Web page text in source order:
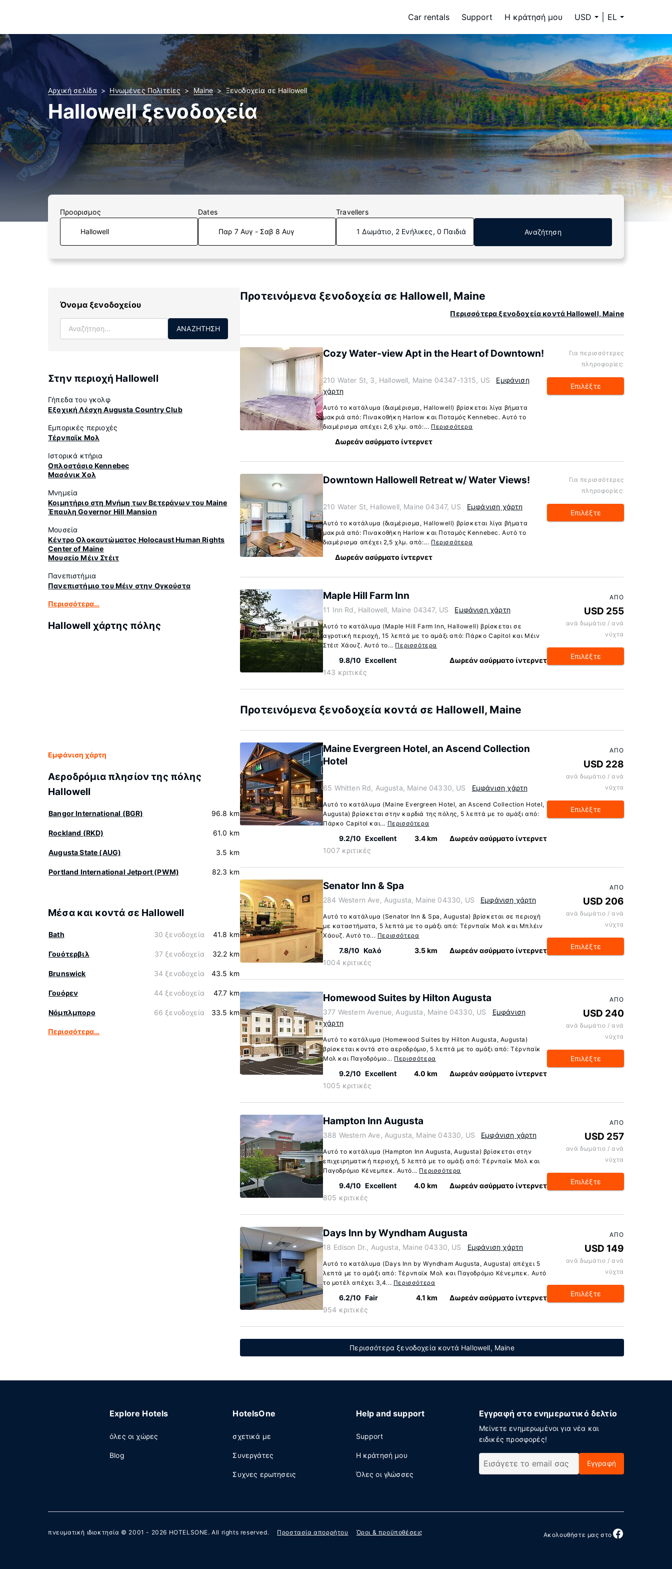
Car rentals Support Η κράτησή μου USD EL
Αρχική σελίδα Ηνωμένες Πολιτείες Maine Ξενοδοχεία σε Hallowell
Hallowell ξενοδοχεία
Προορισμος Dates
Παρ 7 Αυγ - Σαβ 8 Αυγ
Travellers
1 Δωμάτιο, 2 Ενήλικες, 0 Παιδιά Αναζήτηση
Όνομα ξενοδοχείου
ΑΝΑΖΉΤΗΣΗ
Στην περιοχή Hallowell
Γήπεδα του γκολφ
Εξοχική Λέσχη Augusta Country Club
Εμπορικές περιοχές
Τέρνπαϊκ Μολ
Ιστορικά κτήρια
Οπλοστάσιο Kennebec
Μασόνικ Χολ
Μνημεία
Κοιμητήριο στη Μνήμη των Βετεράνων του Maine
Έπαυλη Governor Hill Mansion
Μουσεία
Κέντρο Ολοκαυτώματος Holocaust Human Rights
Center of Maine
Μουσείο Μέιν Στέιτ
Πανεπιστήμια
Πανεπιστήμιο του Μέιν στην Ογκούστα
Περισσότερα…
Hallowell χάρτης πόλης
Εμφάνιση χάρτη
Αεροδρόμια πλησίον της πόλης
Hallowell
Bangor International (BGR) 96.8 km
Rockland (RKD) 61.0 km
Augusta State (AUG) 3.5 km
Portland International Jetport (PWM) 82.3 km
Μέσα και κοντά σε Hallowell
Bath 30 ξενοδοχεία 41.8 km
Γουότερβιλ 37 ξενοδοχεία 32.2 km
Brunswick 34 ξενοδοχεία 43.5 km
Γουόρεν 44 ξενοδοχεία 47.7 km
Νόμπλμπορο 66 ξενοδοχεία 33.5 km
Περισσότερα…
Προτεινόμενα ξενοδοχεία σε Hallowell, Maine
Περισσότερα ξενοδοχεία κοντά Hallowell, Maine
Cozy Water-view Apt in the Heart of Downtown!
210 Water St, 3, Hallowell, Maine 04347-1315, US
Εμφάνιση
χάρτη
Αυτό το κατάλυμα (διαμέρισμα, Hallowell) βρίσκεται λίγα βήματα
μακριά από: Πινακοθήκη Harlow και Ποταμός Kennebec. Αυτό το
διαμέρισμα απέχει 2,6 χλμ. από:... Περισσότερα
Δωρεάν ασύρματο ίντερνετ
Για περισσότερες
πληροφορίες:
Επιλέξτε
Downtown Hallowell Retreat w/ Water Views!
210 Water St, Hallowell, Maine 04347, US Εμφάνιση χάρτη
Αυτό το κατάλυμα (διαμέρισμα, Hallowell) βρίσκεται λίγα βήματα
μακριά από: Πινακοθήκη Harlow και Ποταμός Kennebec. Αυτό το
διαμέρισμα απέχει 2,5 χλμ. από:... Περισσότερα
Δωρεάν ασύρματο ίντερνετ
Για περισσότερες
πληροφορίες:
Επιλέξτε
Maple Hill Farm Inn
11 Inn Rd, Hallowell, Maine 04347, US Εμφάνιση χάρτη
Αυτό το κατάλυμα (Maple Hill Farm Inn, Hallowell) βρίσκεται σε
αγροτική περιοχή, 15 λεπτά με το αμάξι από: Πάρκο Capitol και Μέιν
Στέιτ Χάουζ. Αυτό το... Περισσότερα
9.8/10 Excellent
143 κριτικές
Δωρεάν ασύρματο ίντερνετ
ΑΠΌ
USD 255
ανά δωμάτιο / ανά
νύχτα
Επιλέξτε
Προτεινόμενα ξενοδοχεία κοντά σε Hallowell, Maine
Maine Evergreen Hotel, an Ascend Collection
Hotel
65 Whitten Rd, Augusta, Maine 04330, US Εμφάνιση χάρτη
Αυτό το κατάλυμα (Maine Evergreen Hotel, an Ascend Collection Hotel,
Augusta) βρίσκεται στην καρδιά της πόλης, 5 λεπτά με το αμάξι από:
Πάρκο Capitol και... Περισσότερα
9.2/10 Excellent
1007 κριτικές
3.4 km Δωρεάν ασύρματο ίντερνετ
ΑΠΌ
USD 228
ανά δωμάτιο / ανά
νύχτα
Επιλέξτε
Senator Inn & Spa
284 Western Ave, Augusta, Maine 04330, US Εμφάνιση χάρτη
Αυτό το κατάλυμα (Senator Inn & Spa, Augusta) βρίσκεται σε περιοχή
με καταστήματα, 5 λεπτά με το αμάξι από: Τέρνπαϊκ Μολ και Μπλέιν
Χάουζ. Αυτό το... Περισσότερα
7.8/10 Καλό
1004 κριτικές
3.5 km Δωρεάν ασύρματο ίντερνετ
ΑΠΌ
USD 206
ανά δωμάτιο / ανά
νύχτα
Επιλέξτε
Homewood Suites by Hilton Augusta
377 Western Avenue, Augusta, Maine 04330, US
Εμφάνιση
χάρτη
Αυτό το κατάλυμα (Homewood Suites by Hilton Augusta, Augusta)
βρίσκεται κοντά στο αεροδρόμιο, 5 λεπτά με το αμάξι από: Τέρνπαϊκ
Μολ και Παγοδρόμιο... Περισσότερα
9.2/10 Excellent
1005 κριτικές
4.0 km Δωρεάν ασύρματο ίντερνετ
ΑΠΌ
USD 240
ανά δωμάτιο / ανά
νύχτα
Επιλέξτε
Hampton Inn Augusta
388 Western Ave, Augusta, Maine 04330, US Εμφάνιση χάρτη
Αυτό το κατάλυμα (Hampton Inn Augusta, Augusta) βρίσκεται στην
επιχειρηματική περιοχή, 5 λεπτά με το αμάξι από: Τέρνπαϊκ Μολ και
Παγοδρόμιο Κένεμπεκ. Αυτό... Περισσότερα
9.4/10 Excellent
805 κριτικές
4.0 km Δωρεάν ασύρματο ίντερνετ
ΑΠΌ
USD 257
ανά δωμάτιο / ανά
νύχτα
Επιλέξτε
Days Inn by Wyndham Augusta
18 Edison Dr., Augusta, Maine 04330, US Εμφάνιση χάρτη
Αυτό το κατάλυμα (Days Inn by Wyndham Augusta, Augusta) απέχει 5
λεπτά με το αμάξι από: Τέρνπαϊκ Μολ και Παγοδρόμιο Κένεμπεκ. Αυτό
το μοτέλ απέχει 3,4... Περισσότερα
6.2/10 Fair
954 κριτικές
4.1 km Δωρεάν ασύρματο ίντερνετ
ΑΠΌ
USD 149
ανά δωμάτιο / ανά
νύχτα
Επιλέξτε
Περισσότερα ξενοδοχεία κοντά Hallowell, Maine
Explore Hotels
όλες οι χώρες
Blog
HotelsOne
σχετικά με
Συνεργάτες
Συχνες ερωτησεις
Help and support
Support
Η κράτησή μου
Όλες οι γλώσσες
Εγγραφή στο ενημερωτικό δελτίο
Μείνετε ενημερωμένοι για νέα και
ειδικές προσφορές!
Εγγραφή
πνευματική ιδιοκτησία © 2001 - 2026 HOTELSONE. All rights reserved. Προστασία απορρήτου Όροι & προϋποθέσεις Ακολουθήστε μας στο